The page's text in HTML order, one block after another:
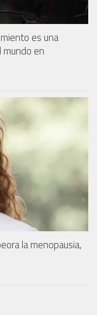
es una
mundo en
la menopausia,